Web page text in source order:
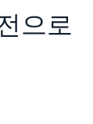
으로